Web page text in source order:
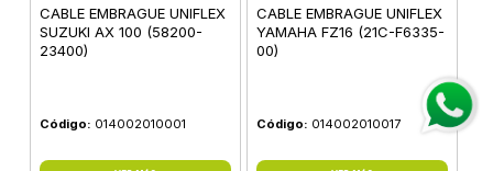
CABLE EMBRAGUE UNIFLEX
SUZUKI AX 100 (58200-
23400)
Código: 014002010001
CABLE EMBRAGUE UNIFLEX
YAMAHA FZ16 (21C-F6335-
00)
Código: 014002010017